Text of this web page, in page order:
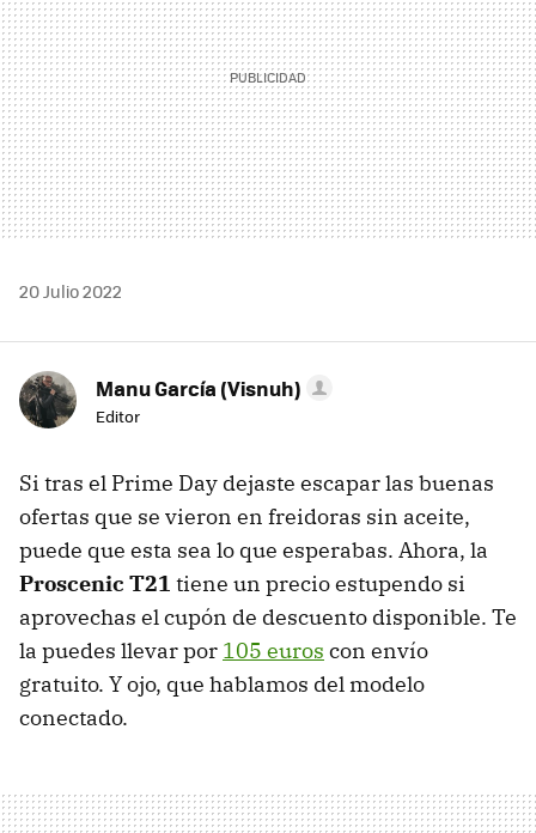
20 Julio 2022
Manu García (Visnuh)
Editor
Si tras el Prime Day dejaste escapar las buenas
ofertas que se vieron en freidoras sin aceite,
puede que esta sea lo que esperabas. Ahora, la
Proscenic T21 tiene un precio estupendo si
aprovechas el cupón de descuento disponible. Te
la puedes llevar por 105 euros con envío
gratuito. Y ojo, que hablamos del modelo
conectado.